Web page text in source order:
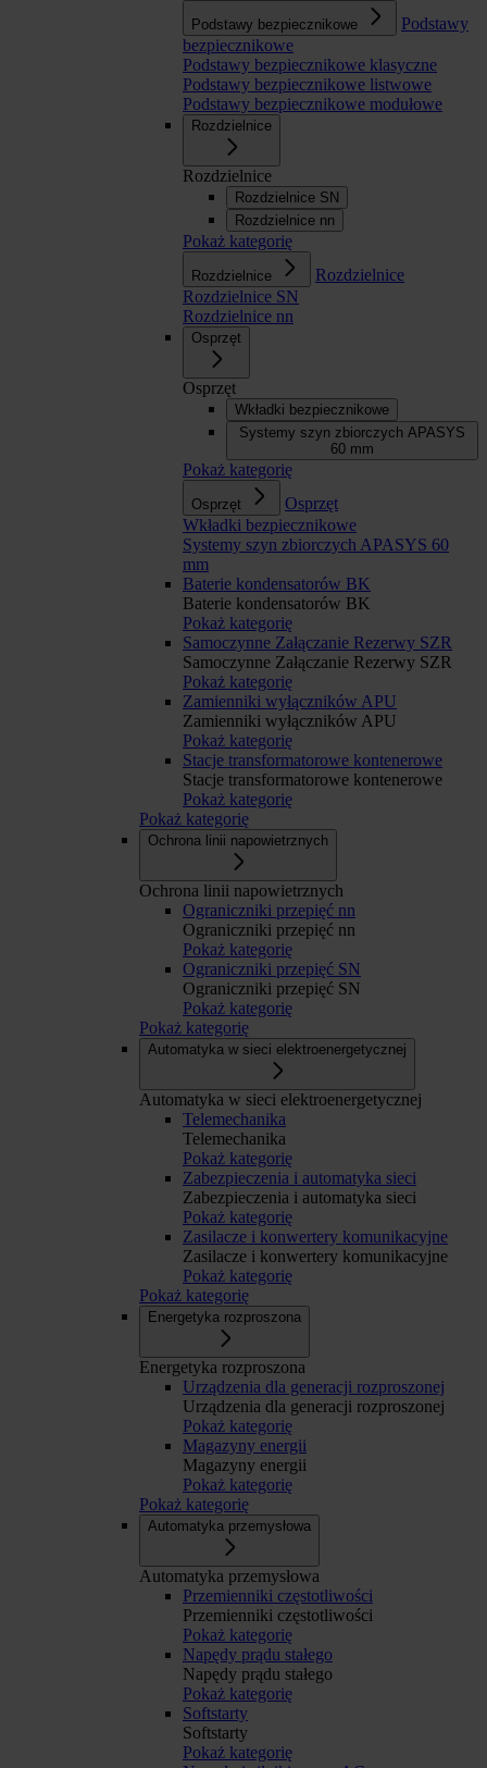
Podstawy bezpiecznikowe
Podstawy
bezpiecznikowe
Podstawy bezpiecznikowe klasyczne
Podstawy bezpiecznikowe listwowe
Podstawy bezpiecznikowe modułowe
Rozdzielnice
Rozdzielnice
Rozdzielnice SN
Rozdzielnice nn
Pokaż kategorię
Rozdzielnice
Rozdzielnice
Rozdzielnice SN
Rozdzielnice nn
Osprzęt
Osprzęt
Wkładki bezpiecznikowe
Systemy szyn zbiorczych APASYS
60 mm
Pokaż kategorię
Osprzęt
Osprzęt
Wkładki bezpiecznikowe
Systemy szyn zbiorczych APASYS 60
mm
Baterie kondensatorów BK
Baterie kondensatorów BK
Pokaż kategorię
Samoczynne Załączanie Rezerwy SZR
Samoczynne Załączanie Rezerwy SZR
Pokaż kategorię
Zamienniki wyłączników APU
Zamienniki wyłączników APU
Pokaż kategorię
Stacje transformatorowe kontenerowe
Stacje transformatorowe kontenerowe
Pokaż kategorię
Pokaż kategorię
Ochrona linii napowietrznych
Ochrona linii napowietrznych
Ograniczniki przepięć nn
Ograniczniki przepięć nn
Pokaż kategorię
Ograniczniki przepięć SN
Ograniczniki przepięć SN
Pokaż kategorię
Pokaż kategorię
Automatyka w sieci elektroenergetycznej
Automatyka w sieci elektroenergetycznej
Telemechanika
Telemechanika
Pokaż kategorię
Zabezpieczenia i automatyka sieci
Zabezpieczenia i automatyka sieci
Pokaż kategorię
Zasilacze i konwertery komunikacyjne
Zasilacze i konwertery komunikacyjne
Pokaż kategorię
Pokaż kategorię
Energetyka rozproszona
Energetyka rozproszona
Urządzenia dla generacji rozproszonej
Urządzenia dla generacji rozproszonej
Pokaż kategorię
Magazyny energii
Magazyny energii
Pokaż kategorię
Pokaż kategorię
Automatyka przemysłowa
Automatyka przemysłowa
Przemienniki częstotliwości
Przemienniki częstotliwości
Pokaż kategorię
Napędy prądu stałego
Napędy prądu stałego
Pokaż kategorię
Softstarty
Softstarty
Pokaż kategorię